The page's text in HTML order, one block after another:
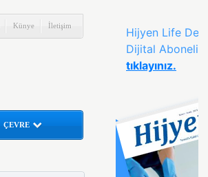
Künye İletişim
ÇEVRE